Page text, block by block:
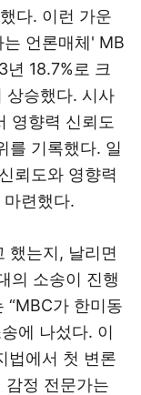
다. 이런 가운
언론매체' MB
18.7%로 크
상승했다. 시사
영향력 신뢰도
를 기록했다. 일
뢰도와 영향력
련했다.
했는지, 날리면
의 소송이 진행
“MBC가 한미동
에 나섰다. 이
법에서 첫 변론
감정 전문가는